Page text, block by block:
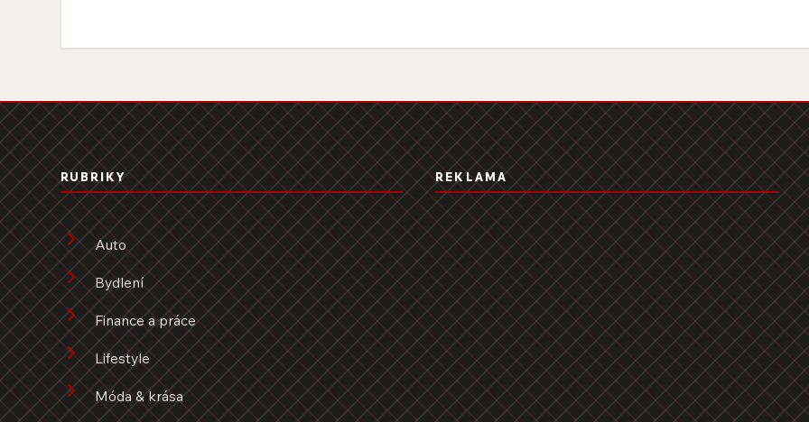
RUBRIKY
Auto
Bydlení
Finance a práce
Lifestyle
Móda & krása
REKLAMA